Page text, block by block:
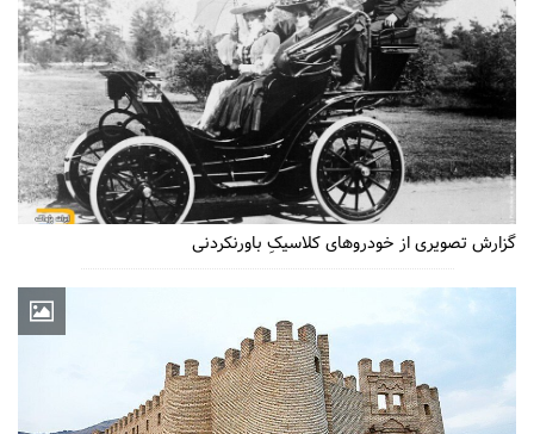
گزارش تصویری از خودروهای کلاسیکِ باورنکردنی